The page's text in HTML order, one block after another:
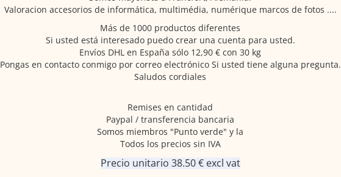
Valoracion accesorios de informática, multimédia, numérique marcos de fotos ....
Más de 1000 productos diferentes
Si usted está interesado puedo crear una cuenta para usted.
Envíos DHL en España sólo 12,90 € con 30 kg
Pongas en contacto conmigo por correo electrónico Si usted tiene alguna pregunta.
Saludos cordiales
Remises en cantidad
Paypal / transferencia bancaria
Somos miembros "Punto verde" y la
Todos los precios sin IVA
Precio unitario 38.50 € excl vat